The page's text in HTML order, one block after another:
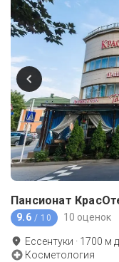
Пансионат
9.6 / 10 10 оценок
Ессентуки · 1700 м
Косметология